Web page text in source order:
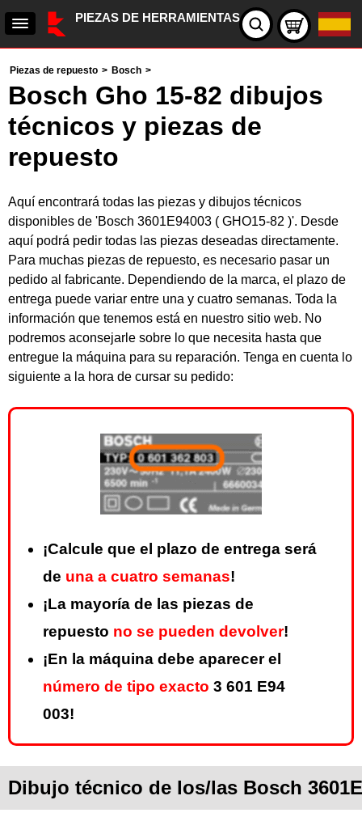
PIEZAS DE HERRAMIENTAS
Piezas de repuesto > Bosch >
Bosch Gho 15-82 dibujos
técnicos y piezas de
repuesto
Aquí encontrará todas las piezas y dibujos técnicos
disponibles de 'Bosch 3601E94003 ( GHO15-82 )'. Desde
aquí podrá pedir todas las piezas deseadas directamente.
Para muchas piezas de repuesto, es necesario pasar un
pedido al fabricante. Dependiendo de la marca, el plazo de
entrega puede variar entre una y cuatro semanas. Toda la
información que tenemos está en nuestro sitio web. No
podremos aconsejarle sobre lo que necesita hasta que
entregue la máquina para su reparación. Tenga en cuenta lo
siguiente a la hora de cursar su pedido:
¡Calcule que el plazo de entrega será
de una a cuatro semanas!
¡La mayoría de las piezas de
repuesto no se pueden devolver!
¡En la máquina debe aparecer el
número de tipo exacto 3 601 E94
003!
Dibujo técnico de los/las Bosch